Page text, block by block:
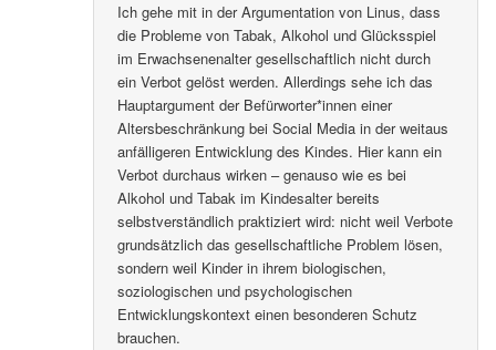
Ich gehe mit in der Argumentation von Linus, dass
die Probleme von Tabak, Alkohol und Glücksspiel
im Erwachsenenalter gesellschaftlich nicht durch
ein Verbot gelöst werden. Allerdings sehe ich das
Hauptargument der Befürworter*innen einer
Altersbeschränkung bei Social Media in der weitaus
anfälligeren Entwicklung des Kindes. Hier kann ein
Verbot durchaus wirken – genauso wie es bei
Alkohol und Tabak im Kindesalter bereits
selbstverständlich praktiziert wird: nicht weil Verbote
grundsätzlich das gesellschaftliche Problem lösen,
sondern weil Kinder in ihrem biologischen,
soziologischen und psychologischen
Entwicklungskontext einen besonderen Schutz
brauchen.